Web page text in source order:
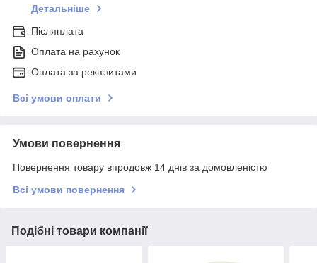
Детальніше
Післяплата
Оплата на рахунок
Оплата за реквізитами
Всі умови оплати
Умови повернення
Повернення товару впродовж 14 днів за домовленістю
Всі умови повернення
Подібні товари компанії